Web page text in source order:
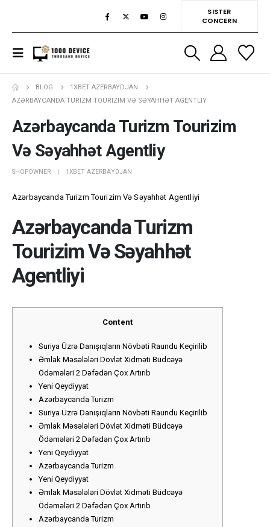
SISTER
CONCERN
BLOG
1XBET AZERBAYDJAN
AZƏRBAYCANDA TURIZM TOURIZIM VƏ SƏYAHHƏT AGENTLIY
Azərbaycanda Turizm Tourizim
Və Səyahhət Agentliy
SHOPOWNER 1XBET AZERBAYDJAN
Azərbaycanda Turizm Tourizim Və Səyahhət Agentliyi
Azərbaycanda Turizm
Tourizim Və Səyahhət
Agentliyi
Content
Suriya Üzrə Danışıqların Növbəti Raundu Keçirilib
Əmlak Məsələləri Dövlət Xidməti Büdcəyə
Ödəmələri 2 Dəfədən Çox Artırıb
Yeni Qeydiyyat
Azərbaycanda Turizm
Suriya Üzrə Danışıqların Növbəti Raundu Keçirilib
Əmlak Məsələləri Dövlət Xidməti Büdcəyə
Ödəmələri 2 Dəfədən Çox Artırıb
Yeni Qeydiyyat
Azərbaycanda Turizm
Yeni Qeydiyyat
Əmlak Məsələləri Dövlət Xidməti Büdcəyə
Ödəmələri 2 Dəfədən Çox Artırıb
Azərbaycanda Turizm